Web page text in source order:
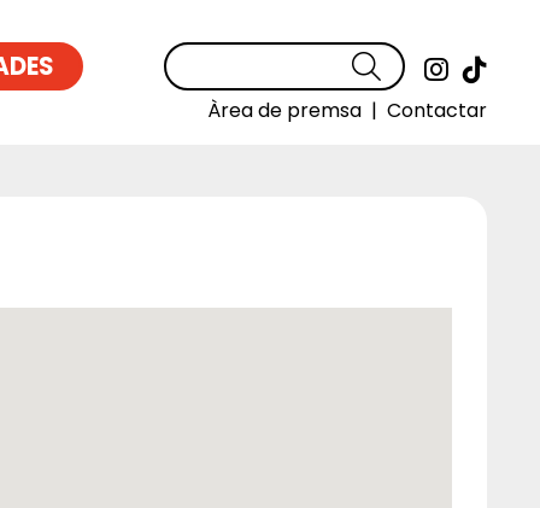
Link a
Cercar
Àrea de premsa | Contactar